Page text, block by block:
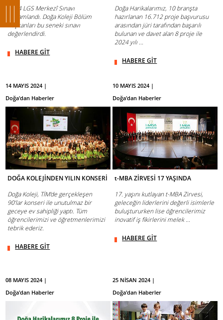
2024 LGS Merkezî Sınavı
tamamlandı. Doğa Koleji Bölüm
Başkanları bu seneki sınavı
değerlendirdi.
HABERE GİT
Doğa Harikalarımız, 10 branşta
hazırlanan 16.712 proje başvurusu
arasından jüri tarafından başarılı
bulunan ve davet alan 8 proje ile
2024 yılı ...
HABERE GİT
14 MAYIS 2024 |
Doğa'dan Haberler
DOĞA KOLEJİNDEN YILIN KONSERİ
Doğa Koleji, TİM'de gerçekleşen
90’lar konseri ile unutulmaz bir
geceye ev sahipliği yaptı. Tüm
öğrencilerimizi ve öğretmenlerimizi
tebrik ederiz.
HABERE GİT
10 MAYIS 2024 |
Doğa'dan Haberler
t-MBA ZİRVESİ 17 YAŞINDA
17. yaşını kutlayan t-MBA Zirvesi,
geleceğin liderlerini değerli isimlerle
buluştururken lise öğrencilerimiz
inovatif iş fikirlerini melek ...
HABERE GİT
08 MAYIS 2024 |
Doğa'dan Haberler
25 NİSAN 2024 |
Doğa'dan Haberler